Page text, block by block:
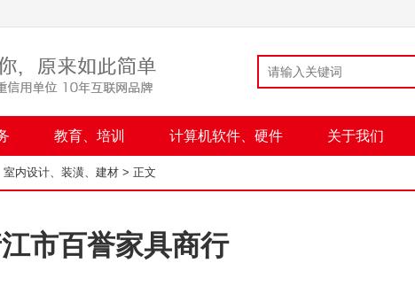
教育、培训 计算机软件、硬件 关于我们
室内设计、装潢、建材 > 正文
市百誉家具商行